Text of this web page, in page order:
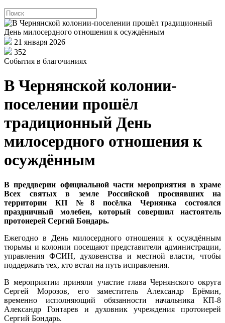
21 января 2026
352
События в благочиниях
В Чернянской колонии-
поселении прошёл
традиционный День
милосердного отношения к
осуждённым
В преддверии официальной части мероприятия в храме
Всех святых в земле Российской просиявших на
территории КП №8 посёлка Чернянка состоялся
праздничный молебен, который совершил настоятель
протоиерей Сергий Бондарь.
Ежегодно в День милосердного отношения к осуждённым
тюрьмы и колонии посещают представители администрации,
управления ФСИН, духовенства и местной власти, чтобы
поддержать тех, кто встал на путь исправления.
В мероприятии приняли участие глава Чернянского округа
Сергей Морозов, его заместитель Александр Ерёмин,
временно исполняющий обязанности начальника КП-8
Александр Гонтарев и духовник учреждения протоиерей
Сергий Бондарь.